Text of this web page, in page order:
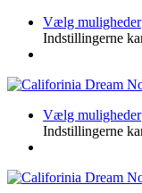
Vælg muligheder
Indstillingerne
Vælg muligheder
Indstillingerne